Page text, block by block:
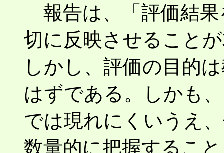
報告は、「評価結果
切に反映させること
しかし、評価の目的
はずである。しかも
では現れにくいうえ
数量的に把握するこ